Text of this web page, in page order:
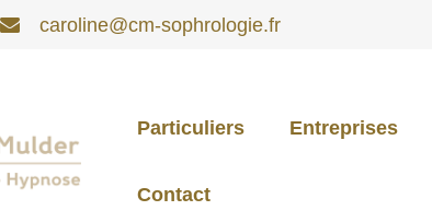
caroline@cm-sophrologie.fr
Particuliers Entreprises
Contact